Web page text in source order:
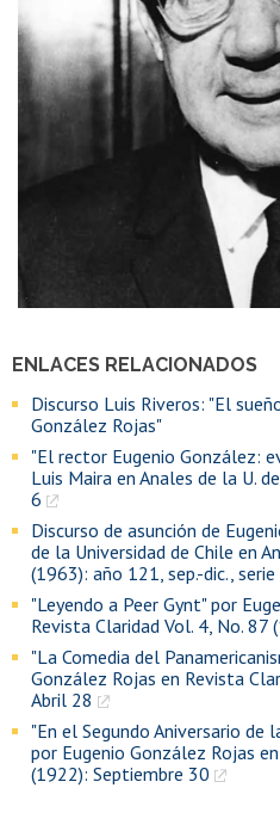
ENLACES RELACIONADOS
Discurso Luis Riveros: "El
González Rojas"
"El rector Eugenio González:
Luis Maira en Anales de la U.
6
Discurso de asunción de
de la Universidad de Chile en
(1963): año 121, sep.-dic.,
"Leyendo a Peer Gynt" por
Revista Claridad Vol. 4, No. 87
"La Comedia del
González Rojas en Revista
Abril 28
"En el Segundo Aniversario de
por Eugenio González Rojas
(1922): Septiembre 30